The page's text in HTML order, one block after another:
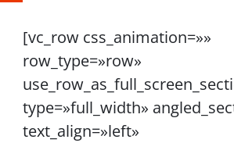
[vc_row css_animation=»»
row_type=»row»
type=»full_width»
text_align=»left»